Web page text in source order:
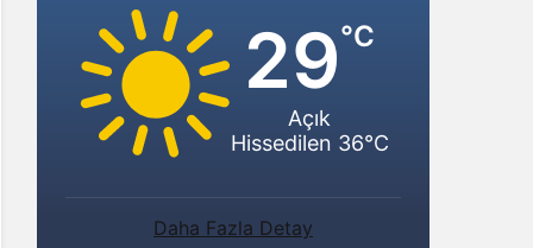
29°C
Açık
Hissedilen 36°C
Daha Fazla Detay